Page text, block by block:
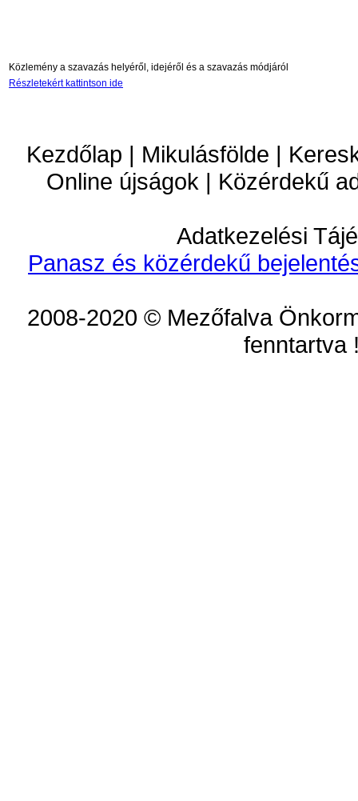
Közlemény a szavazás helyéről, idejéről és a szavazás módjáról
Részletekért kattintson ide
Kezdőlap | Mikulásfölde |
Online újságok | Közérdekű
Adatkezelési
Panasz és közérdekű
2008-2020 © Mezőfalva
fenntartva